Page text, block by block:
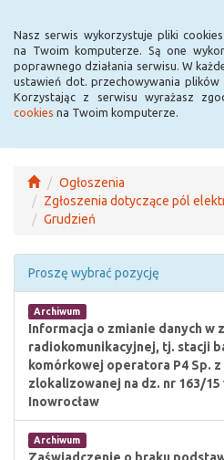
Nasz serwis wykorzystuje pliki
na Twoim komputerze. Są one
poprawnego działania serwisu. W
ustawień dot. przechowywania
Korzystając z serwisu wyrażasz
cookies na Twoim komputerze.
Ogłoszenia
Zgłoszenia dotyczące pól
Grudzień
Proszę wybrać pozycję
Archiwum
Informacja o zmianie danych w
radiokomunikacyjnej, tj. stacji
komórkowej operatora P4 Sp. z
zlokalizowanej na dz. nr 163/15
Inowrocław
Archiwum